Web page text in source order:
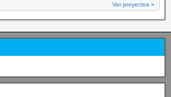
Ver proyectos »